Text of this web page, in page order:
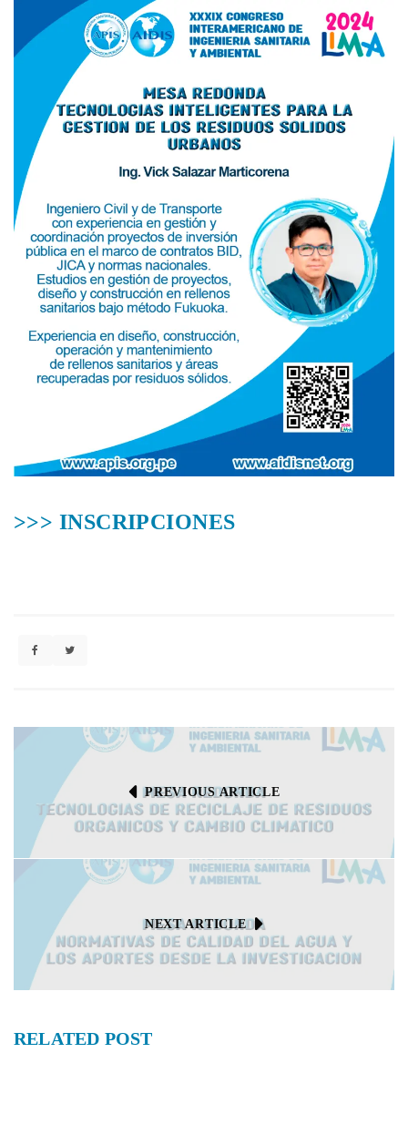
>>> INSCRIPCIONES
PREVIOUS ARTICLE
NEXT ARTICLE
RELATED POST